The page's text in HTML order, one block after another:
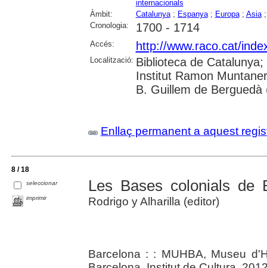
internacionals
Àmbit:
Catalunya; Espanya; Europa; Asia
Cronologia:
1700 - 1714
Accés: http://www.raco.cat/
Localització: Biblioteca de
Institut Ramon
B. Guillem de Berguedà
Enllaç permanent a aquest
8 / 18
seleccionar
imprimir
Les Bases colonials de
Rodrigo y Alharilla (editor)
Barcelona : : MUHBA, Museu